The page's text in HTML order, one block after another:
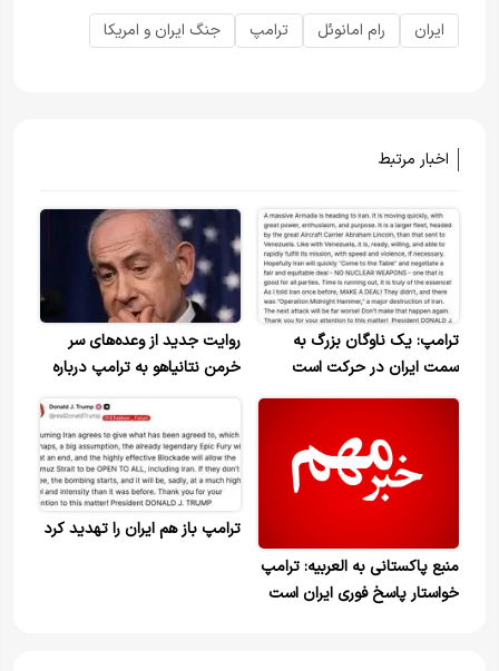
ایران رام امانوئل ترامپ جنگ ایران و امریکا
اخبار مرتبط
ترامپ: یک ناوگان بزرگ به
سمت ایران در حرکت است
روایت جدید از وعده‌های سر
خرمن نتانیاهو به ترامپ درباره
منبع پاکستانی به العربیه: ترامپ
خواستار پاسخ فوری ایران است
ترامپ باز هم ایران را تهدید کرد